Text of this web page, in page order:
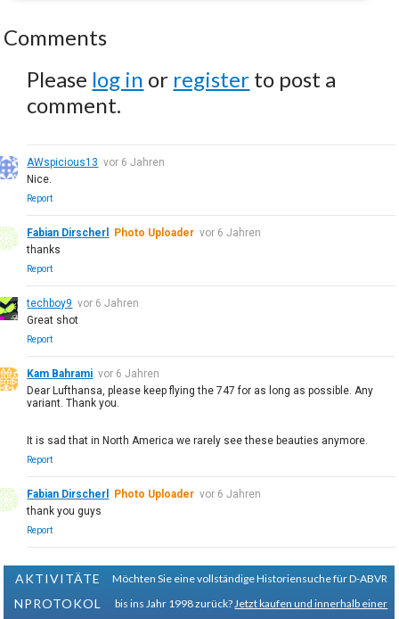
Comments
Please log in or register to post a
comment.
AWspicious13 vor 6 Jahren
Nice.
Report
Fabian Dirscherl Photo Uploader vor 6 Jahren
thanks
Report
techboy9 vor 6 Jahren
Great shot
Report
Kam Bahrami vor 6 Jahren
Dear Lufthansa, please keep flying the 747 for as long as possible. Any
variant. Thank you.
It is sad that in North America we rarely see these beauties anymore.
Report
Fabian Dirscherl Photo Uploader vor 6 Jahren
thank you guys
Report
AKTIVITÄTE
NPROTOKOL
Möchten Sie eine vollständige Historiensuche für D-ABVR
bis ins Jahr 1998 zurück? Jetzt kaufen und innerhalb einer